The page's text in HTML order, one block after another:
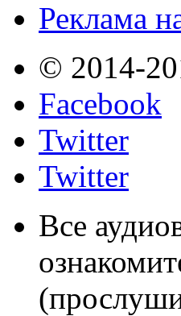
Реклама
© 2014-
Facebook
Twitter
Twitter
Все